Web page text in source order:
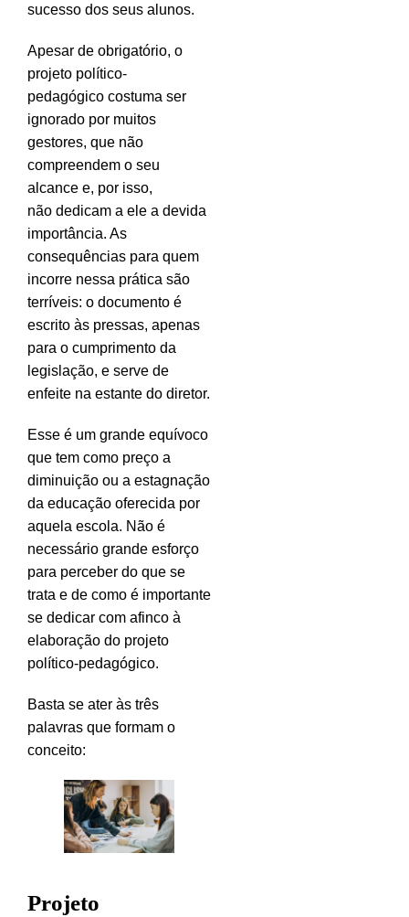
sucesso dos seus alunos.
Apesar de obrigatório, o
projeto político-
pedagógico costuma ser
ignorado por muitos
gestores, que não
compreendem o seu
alcance e, por isso,
não dedicam a ele a devida
importância. As
consequências para quem
incorre nessa prática são
terríveis: o documento é
escrito às pressas, apenas
para o cumprimento da
legislação, e serve de
enfeite na estante do diretor.
Esse é um grande equívoco
que tem como preço a
diminuição ou a estagnação
da educação oferecida por
aquela escola. Não é
necessário grande esforço
para perceber do que se
trata e de como é importante
se dedicar com afinco à
elaboração do projeto
político-pedagógico.
Basta se ater às três
palavras que formam o
conceito:
Projeto